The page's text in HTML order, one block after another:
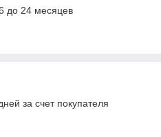
до 24 месяцев
за счет покупателя